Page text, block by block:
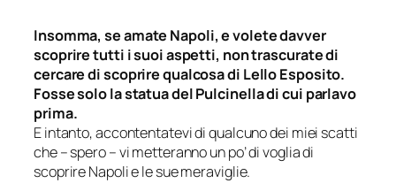
Insomma, se amate Napoli, e volete davver
scoprire tutti i suoi aspetti, non trascurate di
cercare di scoprire qualcosa di Lello Esposito.
Fosse solo la statua del Pulcinella di cui parlavo
prima.
E intanto, accontentatevi di qualcuno dei miei scatti
che – spero – vi metteranno un po’ di voglia di
scoprire Napoli e le sue meraviglie.